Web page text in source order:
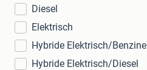
Diesel
Elektrisch
Hybride Elektrisch/Benzine
Hybride Elektrisch/Diesel